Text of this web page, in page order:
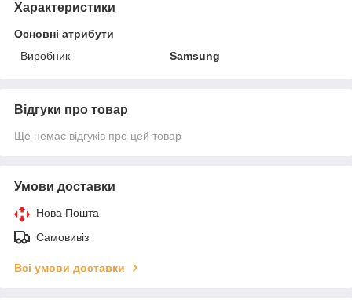
Характеристики
Основні атрибути
Виробник
Samsung
Відгуки про товар
Ще немає відгуків про цей товар
Умови доставки
Нова Пошта
Самовивіз
Всі умови доставки